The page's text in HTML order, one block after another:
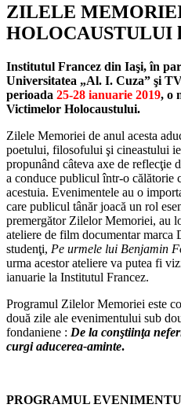
ZILELE
HOLOCAUSTULUI
Institutul Francez din Iaşi, în
Universitatea „Al. I. Cuza” şi
perioada 25-28 ianuarie 2019, o
Victimelor Holocaustului.
Zilele Memoriei de anul acesta
poetului, filosofului şi cineastului
propunând câteva axe de reflecţie
a conduce publicul într-o călătorie
acestuia. Evenimentele au o
care publicul tânăr joacă un rol
premergător Zilelor Memoriei, au
ateliere de film documentar marca
studenţi, Pe urmele lui Benjamin
urma acestor ateliere va putea fi
ianuarie la Institutul Francez.
Programul Zilelor Memoriei este
două zile ale evenimentului sub
fondaniene : De la conştiinţa
curgi aducerea-aminte.
PROGRAMUL